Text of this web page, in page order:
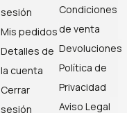
sesión
Mis pedidos
Detalles de
la cuenta
Cerrar
sesión
Condiciones
de venta
Devoluciones
Política de
Privacidad
Aviso Legal